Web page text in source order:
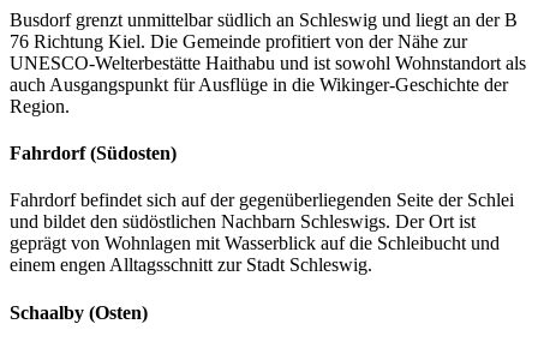
Busdorf grenzt unmittelbar südlich an Schleswig und liegt an der B
76 Richtung Kiel. Die Gemeinde profitiert von der Nähe zur
UNESCO-Welterbestätte Haithabu und ist sowohl Wohnstandort als
auch Ausgangspunkt für Ausflüge in die Wikinger-Geschichte der
Region.
Fahrdorf (Südosten)
Fahrdorf befindet sich auf der gegenüberliegenden Seite der Schlei
und bildet den südöstlichen Nachbarn Schleswigs. Der Ort ist
geprägt von Wohnlagen mit Wasserblick auf die Schleibucht und
einem engen Alltagsschnitt zur Stadt Schleswig.
Schaalby (Osten)